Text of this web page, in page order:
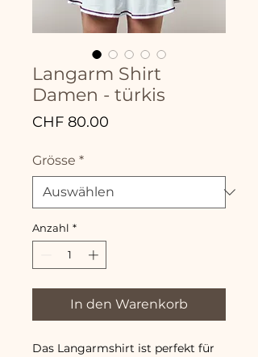
Langarm Shirt
Damen - türkis
CHF 80.00
Grösse *
Anzahl *
In den Warenkorb
Das Langarmshirt ist perfekt für